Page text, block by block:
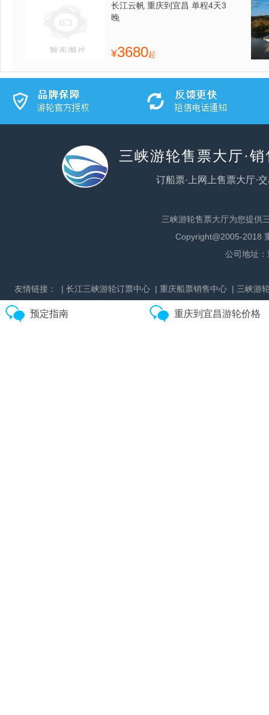
长江云帆 重庆到宜昌 单程4天3
晚
¥3680起
三峡游轮售票大厅·
订船票·上网上售票大厅·
三峡游轮售票大厅为您提供
Copyright@2005-2018
公司地址
友情链接： | 长江三峡游轮订票中心 | 重庆船票销售中心 | 三峡游
预定指南 重庆到宜昌游轮价格